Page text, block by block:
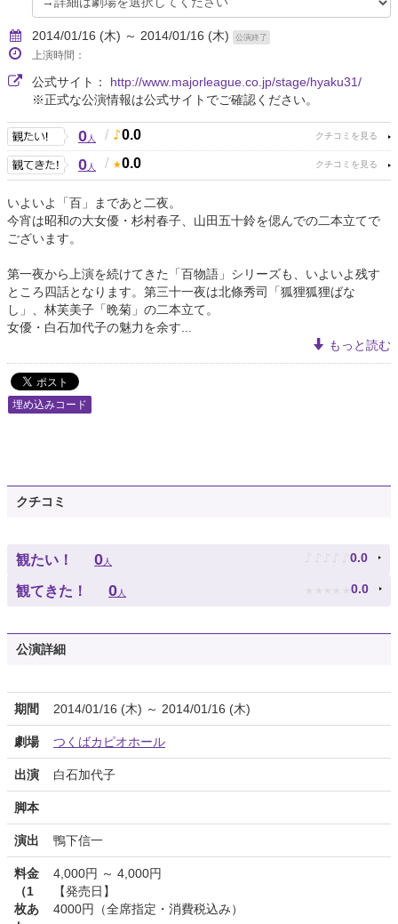
2014/01/16 (木) ～ 2014/01/16 (木) 公演終了
上演時間：
公式サイト： http://www.majorleague.co.jp/stage/hyaku31/
※正式な公演情報は公式サイトでご確認ください。
0人 / 0.0
0人 / 0.0
いよいよ「百」まであと二夜。
今宵は昭和の大女優・杉村春子、山田五十鈴を偲んでの二本立てで
ございます。
第一夜から上演を続けてきた「百物語」シリーズも、いよいよ残す
ところ四話となります。第三十一夜は北條秀司「狐狸狐狸ばな
し」、林芙美子「晩菊」の二本立て。
女優・白石加代子の魅力を余す...
もっと読む
埋め込みコード
クチコミ
観たい！ 0人 ♪ ♪ ♪ ♪ ♪ 0.0
観てきた！ 0人 ★ ★ ★ ★ ★ 0.0
公演詳細
期間 2014/01/16 (木) ～ 2014/01/16 (木)
劇場 つくばカピオホール
出演 白石加代子
脚本
演出 鴨下信一
料金
（1
枚あ
4,000円 ～ 4,000円
【発売日】
4000円（全席指定・消費税込み）